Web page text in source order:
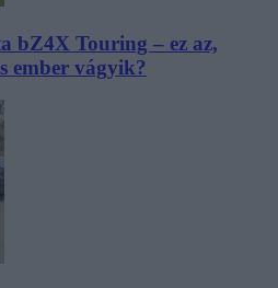
bZ4X Touring – ez az,
ember vágyik?